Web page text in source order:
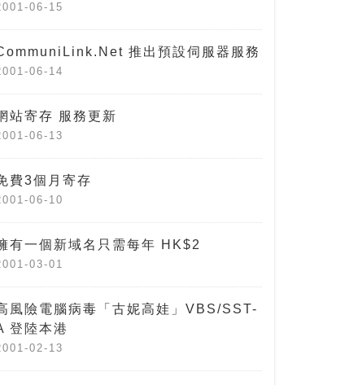
06-15
推出預設伺服器服務
06-14
站寄存 服務更新
06-13
費3個月寄存
06-10
有一個新域名只需每年 HK$2
03-01
風險電腦病毒「古妮高娃」VBS/SST-
登陸本港
02-13